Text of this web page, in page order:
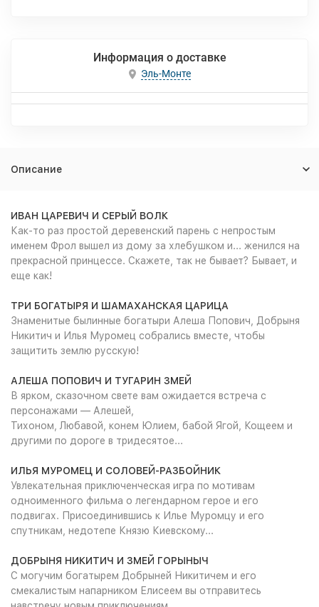
Информация о доставке
Эль-Монте
Описание
ИВАН ЦАРЕВИЧ И СЕРЫЙ ВОЛК
Как-то раз простой деревенский парень с непростым
именем Фрол вышел из дому за хлебушком и... женился на
прекрасной принцессе. Скажете, так не бывает? Бывает, и
еще как!
ТРИ БОГАТЫРЯ И ШАМАХАНСКАЯ ЦАРИЦА
Знаменитые былинные богатыри Алеша Попович, Добрыня
Никитич и Илья Муромец собрались вместе, чтобы
защитить землю русскую!
АЛЕША ПОПОВИЧ И ТУГАРИН ЗМЕЙ
В ярком, сказочном свете вам ожидается встреча с
персонажами — Алешей,
Тихоном, Любавой, конем Юлием, бабой Ягой, Кощеем и
другими по дороге в тридесятое...
ИЛЬЯ МУРОМЕЦ И СОЛОВЕЙ-РАЗБОЙНИК
Увлекательная приключенческая игра по мотивам
одноименного фильма о легендарном герое и его
подвигах. Присоединившись к Илье Муромцу и его
спутникам, недотепе Князю Киевскому...
ДОБРЫНЯ НИКИТИЧ И ЗМЕЙ ГОРЫНЫЧ
С могучим богатырем Добрыней Никитичем и его
смекалистым напарником Елисеем вы отправитесь